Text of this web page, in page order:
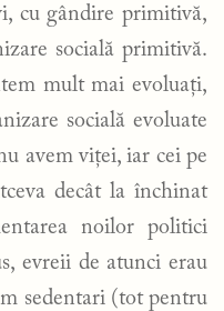
cu gândire primitivă,
socială primitivă.
mult mai evoluați,
socială evoluate
avem viței, iar cei pe
decât la închinat
noilor politici
evreii de atunci erau
sedentari (tot pentru